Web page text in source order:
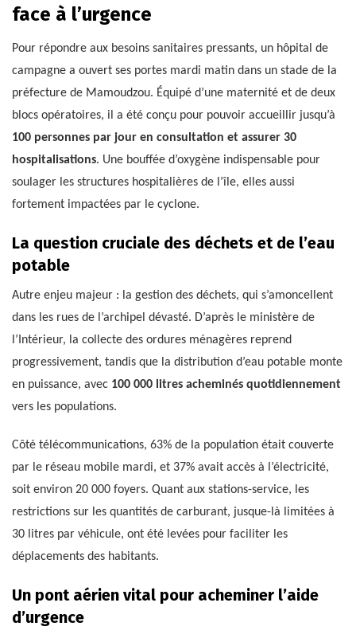
face à l’urgence
Pour répondre aux besoins sanitaires pressants, un hôpital de
campagne a ouvert ses portes mardi matin dans un stade de la
préfecture de Mamoudzou. Équipé d’une maternité et de deux
blocs opératoires, il a été conçu pour pouvoir accueillir jusqu’à
100 personnes par jour en consultation et assurer 30
hospitalisations. Une bouffée d’oxygène indispensable pour
soulager les structures hospitalières de l’île, elles aussi
fortement impactées par le cyclone.
La question cruciale des déchets et de l’eau
potable
Autre enjeu majeur : la gestion des déchets, qui s’amoncellent
dans les rues de l’archipel dévasté. D’après le ministère de
l’Intérieur, la collecte des ordures ménagères reprend
progressivement, tandis que la distribution d’eau potable monte
en puissance, avec 100 000 litres acheminés quotidiennement
vers les populations.
Côté télécommunications, 63% de la population était couverte
par le réseau mobile mardi, et 37% avait accès à l’électricité,
soit environ 20 000 foyers. Quant aux stations-service, les
restrictions sur les quantités de carburant, jusque-là limitées à
30 litres par véhicule, ont été levées pour faciliter les
déplacements des habitants.
Un pont aérien vital pour acheminer l’aide
d’urgence